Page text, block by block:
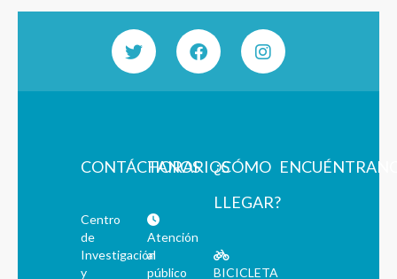
CONTÁCTANOS
Centro
de
Investigación
y
HORARIOS
Atención
al
público
¿CÓMO
LLEGAR?
BICICLETA